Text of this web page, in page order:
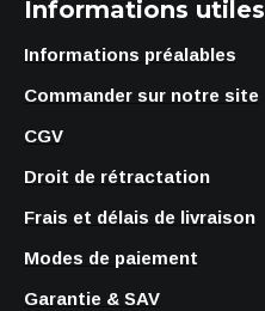
Informations utiles
Informations préalables
Commander sur notre site
CGV
Droit de rétractation
Frais et délais de livraison
Modes de paiement
Garantie & SAV